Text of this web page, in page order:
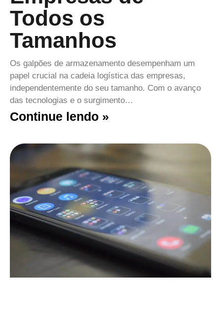
Todos os
Tamanhos
Os galpões de armazenamento desempenham um
papel crucial na cadeia logística das empresas,
independentemente do seu tamanho. Com o avanço
das tecnologias e o surgimento…
Continue lendo »